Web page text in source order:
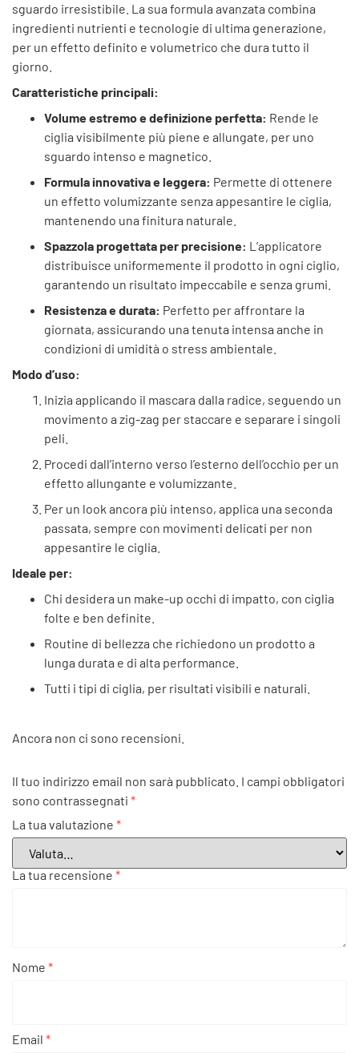
sguardo irresistibile. La sua formula avanzata combina
ingredienti nutrienti e tecnologie di ultima generazione,
per un effetto definito e volumetrico che dura tutto il
giorno.
Caratteristiche principali:
Volume estremo e definizione perfetta: Rende le
ciglia visibilmente più piene e allungate, per uno
sguardo intenso e magnetico.
Formula innovativa e leggera: Permette di ottenere
un effetto volumizzante senza appesantire le ciglia,
mantenendo una finitura naturale.
Spazzola progettata per precisione: L’applicatore
distribuisce uniformemente il prodotto in ogni ciglio,
garantendo un risultato impeccabile e senza grumi.
Resistenza e durata: Perfetto per affrontare la
giornata, assicurando una tenuta intensa anche in
condizioni di umidità o stress ambientale.
Modo d’uso:
Inizia applicando il mascara dalla radice, seguendo un
movimento a zig-zag per staccare e separare i singoli
peli.
Procedi dall’interno verso l’esterno dell’occhio per un
effetto allungante e volumizzante.
Per un look ancora più intenso, applica una seconda
passata, sempre con movimenti delicati per non
appesantire le ciglia.
Ideale per:
Chi desidera un make-up occhi di impatto, con ciglia
folte e ben definite.
Routine di bellezza che richiedono un prodotto a
lunga durata e di alta performance.
Tutti i tipi di ciglia, per risultati visibili e naturali.
Ancora non ci sono recensioni.
Il tuo indirizzo email non sarà pubblicato. I campi obbligatori
sono contrassegnati *
La tua valutazione *
La tua recensione *
Nome *
Email *